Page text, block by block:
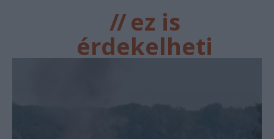
//ez is
érdekelheti